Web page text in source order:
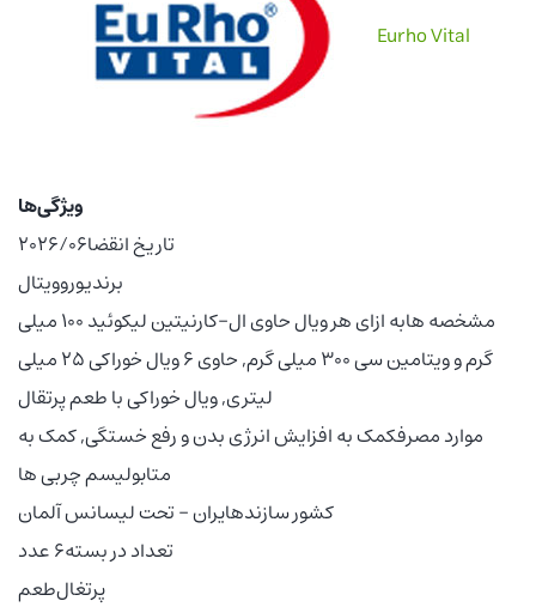
Eurho Vital
ویژگی‌ها
تاریخ انقضا2026/06
برندیوروویتال
مشخصه ها
به ازای هر ویال حاوی ال-کارنیتین لیکوئید 100 میلی
گرم و ویتامین سی 300 میلی گرم, حاوی 6 ویال خوراکی 25 میلی
لیتری, ویال خوراکی با طعم پرتقال
موارد مصرفکمک به افزایش انرژی بدن و رفع خستگی, کمک به
متابولیسم چربی ها
کشور سازندهایران – تحت لیسانس آلمان
تعداد در بسته6 عدد
طعمپرتغال